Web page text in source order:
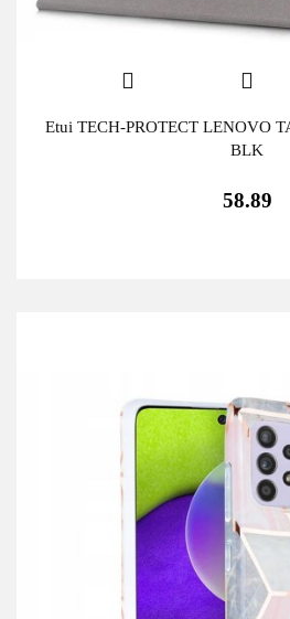
Etui TECH-PROTECT LENOVO
BLK
58.89